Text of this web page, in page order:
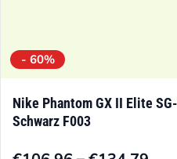
- 60%
Nike Phantom GX II Elite
Schwarz F003